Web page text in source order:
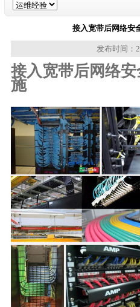
接入宽带后网络安
发布时间：
接入宽带后网络
施